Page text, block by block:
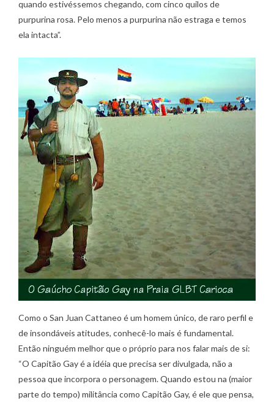
quando estivéssemos chegando, com cinco quilos de
purpurina rosa. Pelo menos a purpurina não estraga e temos
ela intacta”.
Como o San Juan Cattaneo é um homem único, de raro perfil e
de insondáveis atitudes, conhecê-lo mais é fundamental.
Então ninguém melhor que o próprio para nos falar mais de si:
“O Capitão Gay é a idéia que precisa ser divulgada, não a
pessoa que incorpora o personagem. Quando estou na (maior
parte do tempo) militância como Capitão Gay, é ele que pensa,